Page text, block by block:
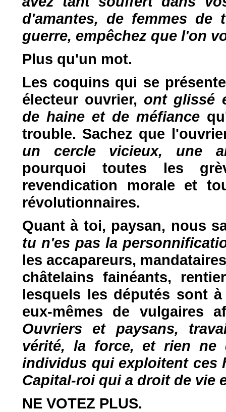
d'amantes, de femmes de
guerre, empêchez que l'on
Plus qu'un mot.
Les coquins qui se
électeur ouvrier,ont glissé
de haine et de méfiance
trouble. Sachez que
un cercle vicieux, une
pourquoi toutes les
revendication morale et
révolutionnaires.
Quant à toi, paysan, nous
tu n'es pas la
les accapareurs,
châtelains fainéants,
lesquels les députés sont
eux-mêmes de vulgaires
Ouvriers et paysans,
vérité, la force, et rien ne
individus qui exploitent ces
Capital-roi qui a droit de vie
NE VOTEZ PLUS.